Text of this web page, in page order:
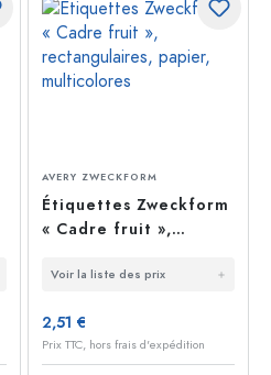
AVERY ZWECKFORM
Étiquettes Zweckform
« Cadre fruit »,
papier, multicolores
Voir la liste des prix
2,51 €
Prix TTC, hors frais d'expédition